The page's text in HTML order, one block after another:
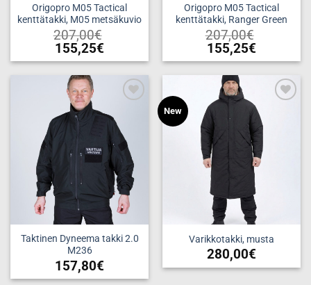
Origopro M05 Tactical
kenttätakki, M05 metsäkuvio
207,00€
155,25€
Tällä
tuotteella
on
useampi
muunnelma.
tehdä
valinnat
tuotteen
sivulla.
Origopro M05 Tactical
kenttätakki, Ranger Green
207,00€
155,25€
Tällä
tuotteella
on
useampi
muunnelma.
Voit
tehdä
valinnat
sivulla.
wishlist
Taktinen Dyneema takki 2.0
M236
157,80€
Tällä
New
Varikkotakki, musta
280,00€
Tällä